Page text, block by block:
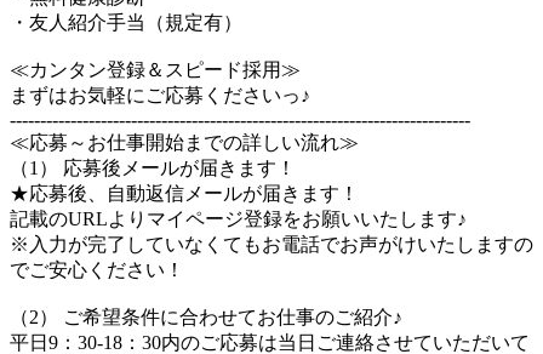
・友人紹介手当（規定有）
≪カンタン登録＆スピード採用≫
まずはお気軽にご応募くださいっ♪
----------------------------------------------------------------------------
≪応募～お仕事開始までの詳しい流れ≫
（1） 応募後メールが届きます！
★応募後、自動返信メールが届きます！
記載のURLよりマイページ登録をお願いいたします♪
※入力が完了していなくてもお電話でお声がけいたしますの
でご安心ください！
（2） ご希望条件に合わせてお仕事のご紹介♪
平日9：30-18：30内のご応募は当日ご連絡させていただいて